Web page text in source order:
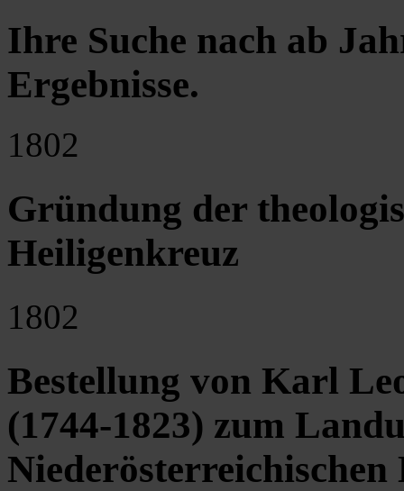
Ihre Suche nach ab
Ergebnisse.
1802
Gründung der
Heiligenkreuz
1802
Bestellung von Karl
(1744-1823) zum